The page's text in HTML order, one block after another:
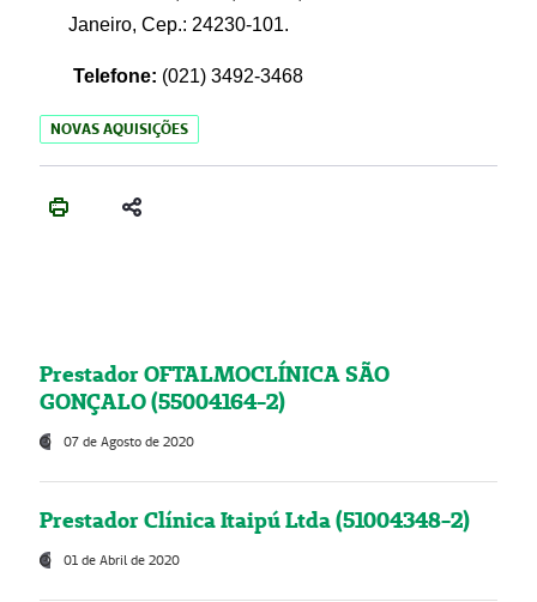
Janeiro, Cep.: 24230-101.
Telefone: (021) 3492-3468
NOVAS AQUISIÇÕES
Prestador OFTALMOCLÍNICA SÃO
GONÇALO (55004164-2)
07 de Agosto de 2020
Prestador Clínica Itaipú Ltda (51004348-2)
01 de Abril de 2020